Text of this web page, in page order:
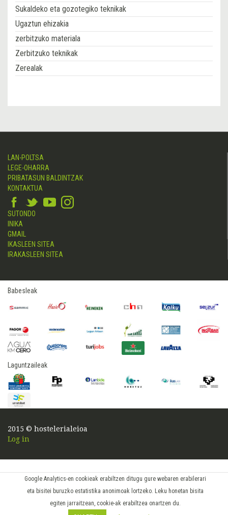
Google Analytics-en cookieak erabiltzen ditugu gure webaren erabilerari
eta bisitei buruzko estatistika anonimoak lortzeko. Leku honetan bisita
egiten jarraitzean, cookie-ak erabiltzea onartzen du.
Sukaldeko eta gozotegiko teknikak
Ugaztun ehizakia
zerbitzuko materiala
Zerbitzuko teknikak
Zerealak
LAN-POLTSA
LEGE-OHARRA
PRIBATASUN BALDINTZAK
KONTAKTUA
SUTONDO
INIKA
GMAIL
IKASLEEN SITEA
IRAKASLEEN SITEA
Babesleak
Laguntzaileak
2015 © hostelerialeioa
Log in